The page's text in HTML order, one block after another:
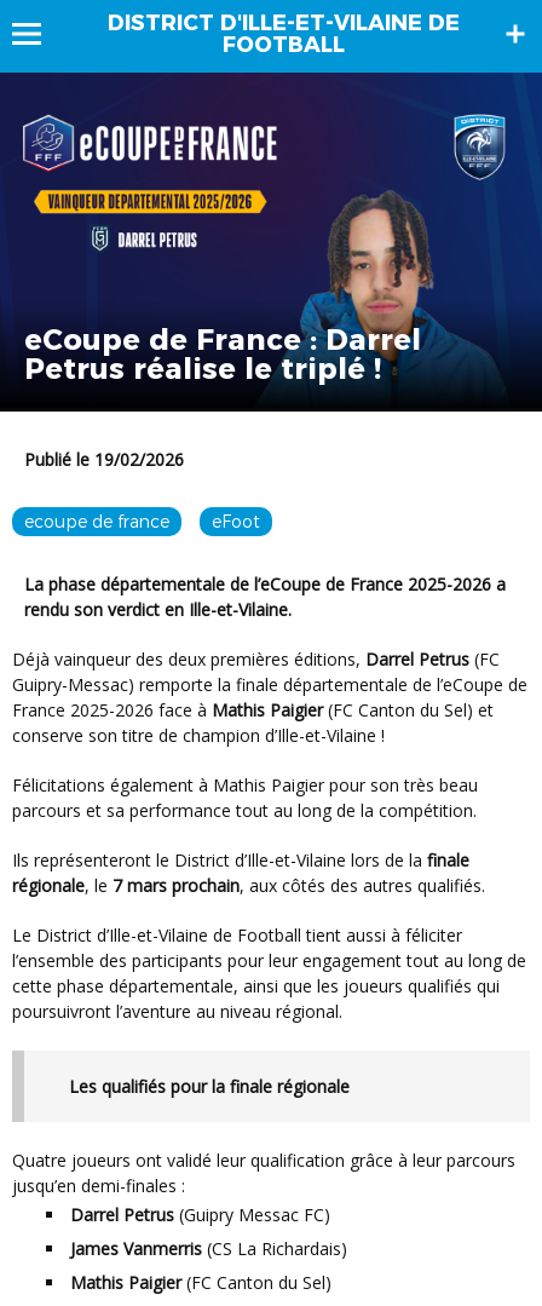
DISTRICT D'ILLE-ET-VILAINE DE
FOOTBALL
eCoupe de France : Darrel
Petrus réalise le triplé !
Publié le 19/02/2026
ecoupe de france eFoot
La phase départementale de l’eCoupe de France 2025-2026 a
rendu son verdict en Ille-et-Vilaine.
Déjà vainqueur des deux premières éditions, Darrel Petrus (FC
Guipry-Messac) remporte la finale départementale de l’eCoupe de
France 2025-2026 face à Mathis Paigier(FC Canton du Sel) et
conserve son titre de champion d’Ille-et-Vilaine !
Félicitations également à Mathis Paigier pour son très beau
parcours et sa performance tout au long de la compétition.
Ils représenteront le District d’Ille-et-Vilaine lors de la finale
régionale, le 7 mars prochain, aux côtés des autres qualifiés.
Le District d’Ille-et-Vilaine de Football tient aussi à féliciter
l’ensemble des participants pour leur engagement tout au long de
cette phase départementale, ainsi que les joueurs qualifiés qui
poursuivront l’aventure au niveau régional.
Les qualifiés pour la finale régionale
Quatre joueurs ont validé leur qualification grâce à leur parcours
jusqu’en demi-finales :
Darrel Petrus (Guipry Messac FC)
James Vanmerris (CS La Richardais)
Mathis Paigier(FC Canton du Sel)